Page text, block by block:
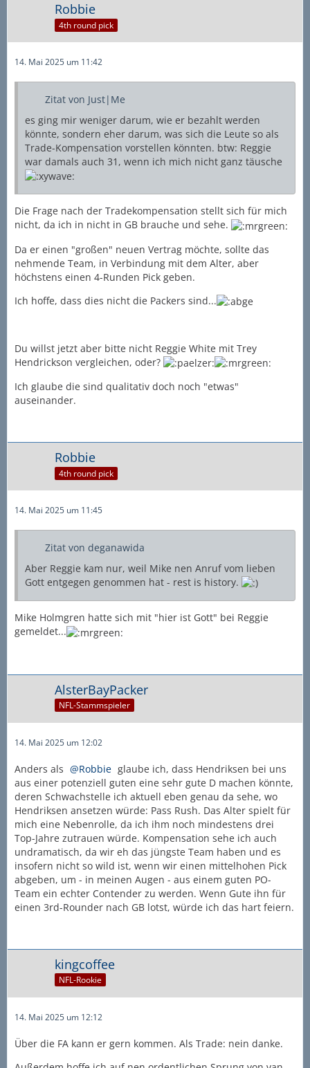
Robbie
4th round pick
14. Mai 2025 um 11:42
Zitat von Just|Me
es ging mir weniger darum, wie er bezahlt werden
könnte, sondern eher darum, was sich die Leute so als
Trade-Kompensation vorstellen könnten. btw: Reggie
war damals auch 31, wenn ich mich nicht ganz täusche
Die Frage nach der Tradekompensation stellt sich für mich
nicht, da ich in nicht in GB brauche und sehe.
Da er einen "großen" neuen Vertrag möchte, sollte das
nehmende Team, in Verbindung mit dem Alter, aber
höchstens einen 4-Runden Pick geben.
Ich hoffe, dass dies nicht die Packers sind...
Du willst jetzt aber bitte nicht Reggie White mit Trey
Hendrickson vergleichen, oder?
Ich glaube die sind qualitativ doch noch "etwas"
auseinander.
Robbie
4th round pick
14. Mai 2025 um 11:45
Zitat von deganawida
Aber Reggie kam nur, weil Mike nen Anruf vom lieben
Gott entgegen genommen hat - rest is history.
Mike Holmgren hatte sich mit "hier ist Gott" bei Reggie
gemeldet...
AlsterBayPacker
NFL-Stammspieler
14. Mai 2025 um 12:02
Anders als Robbie glaube ich, dass Hendriksen bei uns
aus einer potenziell guten eine sehr gute D machen könnte,
deren Schwachstelle ich aktuell eben genau da sehe, wo
Hendriksen ansetzen würde: Pass Rush. Das Alter spielt für
mich eine Nebenrolle, da ich ihm noch mindestens drei
Top-Jahre zutrauen würde. Kompensation sehe ich auch
undramatisch, da wir eh das jüngste Team haben und es
insofern nicht so wild ist, wenn wir einen mittelhohen Pick
abgeben, um - in meinen Augen - aus einem guten PO-
Team ein echter Contender zu werden. Wenn Gute ihn für
einen 3rd-Rounder nach GB lotst, würde ich das hart feiern.
kingcoffee
NFL-Rookie
14. Mai 2025 um 12:12
Über die FA kann er gern kommen. Als Trade: nein danke.